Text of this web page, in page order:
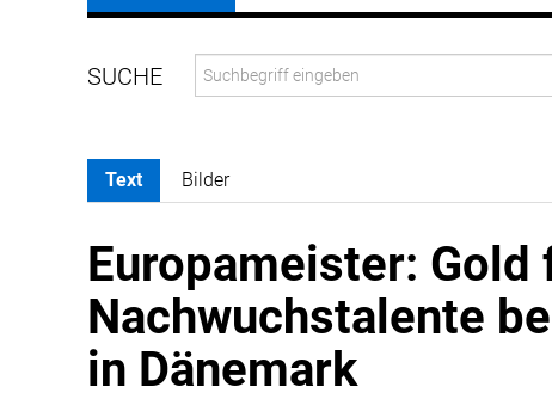
Text Bilder
Europameister: Gold
Nachwuchstalente
in Dänemark